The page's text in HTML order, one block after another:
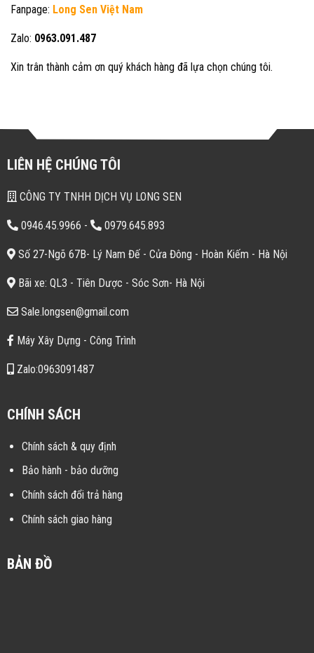
Fanpage: Long Sen Việt Nam
Zalo: 0963.091.487
Xin trân thành cảm ơn quý khách hàng đã lựa chọn chúng tôi.
LIÊN HỆ CHÚNG TÔI
CÔNG TY TNHH DỊCH VỤ LONG SEN
0946.45.9966 - 0979.645.893
Số 27-Ngõ 67B- Lý Nam Đế - Cửa Đông - Hoàn Kiếm - Hà Nội
Bãi xe: QL3 - Tiên Dược - Sóc Sơn- Hà Nội
Sale.longsen@gmail.com
Máy Xây Dựng - Công Trình
Zalo:0963091487
CHÍNH SÁCH
Chính sách & quy định
Bảo hành - bảo dưỡng
Chính sách đổi trả hàng
Chính sách giao hàng
BẢN ĐỒ